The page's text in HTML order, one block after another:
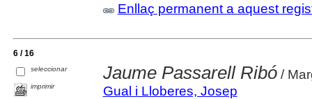
Enllaç permanent a aquest
6 / 16
seleccionar
imprimir
Jaume Passarell Ribó/
Gual i Lloberes, Josep